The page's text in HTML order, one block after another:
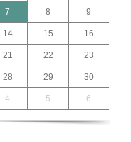
7 8 9
14 15 16
21 22 23
28 29 30
4 5 6